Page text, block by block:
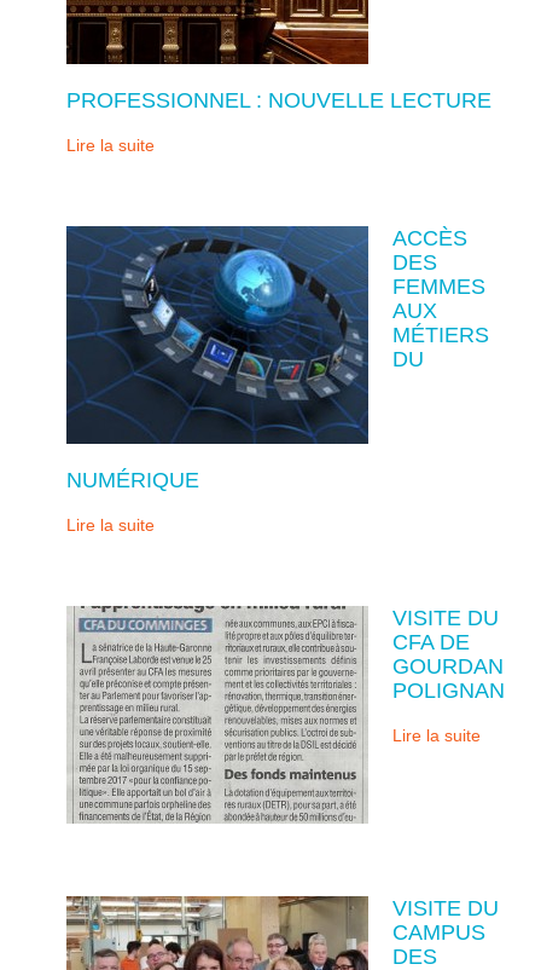
PROFESSIONNEL : NOUVELLE LECTURE
Lire la suite
ACCÈS
DES
FEMMES
AUX
MÉTIERS
DU
NUMÉRIQUE
Lire la suite
VISITE DU
CFA DE
GOURDAN
POLIGNAN
Lire la suite
VISITE DU
CAMPUS
DES